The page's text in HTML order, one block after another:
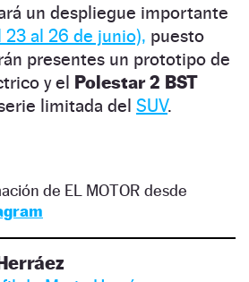
un despliegue importante
23 al 26 de junio), puesto
presentes un prototipo de
y el Polestar 2 BST
limitada del SUV.
de EL MOTOR desde